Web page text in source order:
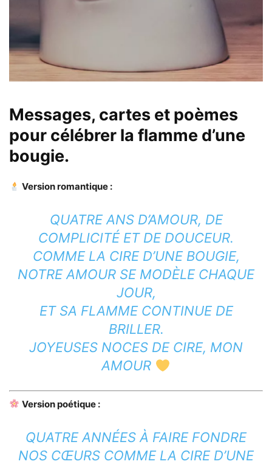
Messages, cartes et poèmes
pour célébrer la flamme d’une
bougie.
Version romantique :
QUATRE ANS D’AMOUR, DE
COMPLICITÉ ET DE DOUCEUR.
COMME LA CIRE D’UNE BOUGIE,
NOTRE AMOUR SE MODÈLE CHAQUE
JOUR,
ET SA FLAMME CONTINUE DE
BRILLER.
JOYEUSES NOCES DE CIRE, MON
AMOUR
Version poétique :
QUATRE ANNÉES À FAIRE FONDRE
NOS CŒURS COMME LA CIRE D’UNE